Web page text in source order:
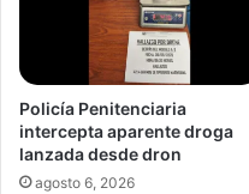
Policía Penitenciaria
intercepta aparente droga
lanzada desde dron
agosto 6, 2026